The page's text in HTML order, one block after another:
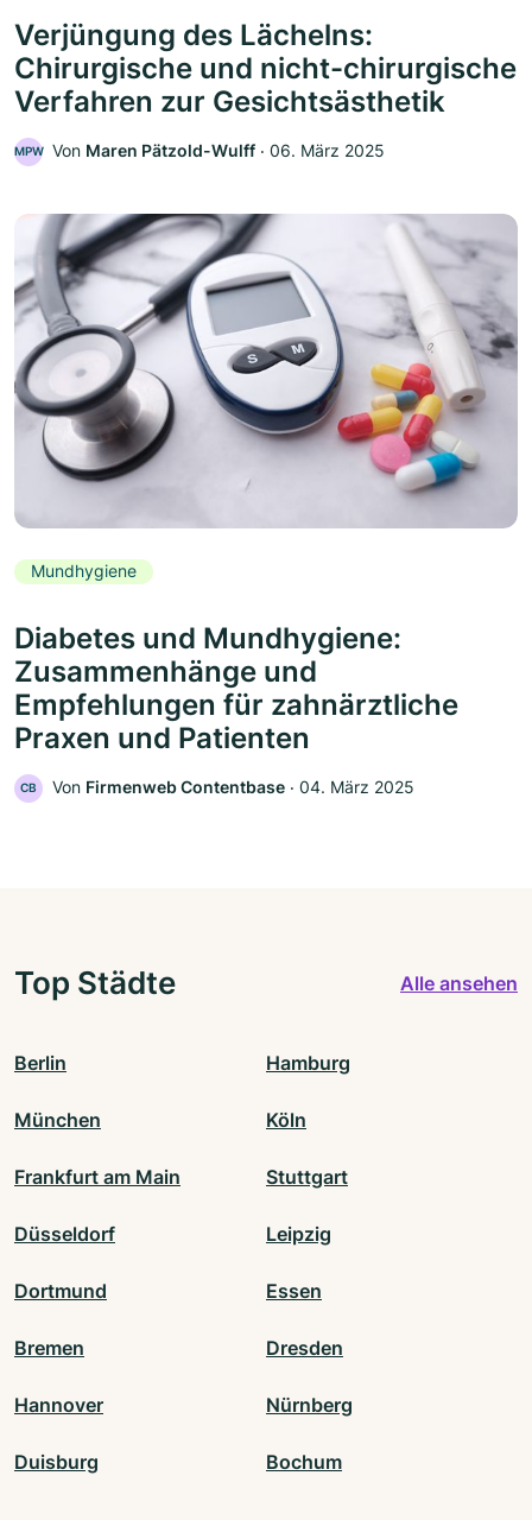
Verjüngung des Lächelns:
Chirurgische und nicht-chirurgische
Verfahren zur Gesichtsästhetik
MPW Von Maren Pätzold-Wulff ‧ 06. März 2025
Mundhygiene
Diabetes und Mundhygiene:
Zusammenhänge und
Empfehlungen für zahnärztliche
Praxen und Patienten
CB Von Firmenweb Contentbase ‧ 04. März 2025
Top Städte Alle ansehen
Berlin Hamburg
München Köln
Frankfurt am Main Stuttgart
Düsseldorf Leipzig
Dortmund Essen
Bremen Dresden
Hannover Nürnberg
Duisburg Bochum